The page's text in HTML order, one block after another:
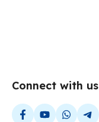
Connect with us